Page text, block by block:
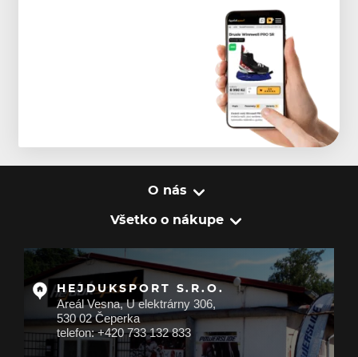
O nás
Všetko o nákupe
HEJDUKSPORT S.R.O.
Areál Vesna, U elektrárny 306,
530 02 Čeperka
telefon: +420 733 132 833